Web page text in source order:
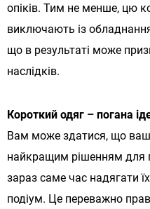
опіків. Тим не менше, цю
виключають із
що в результаті може
наслідків.
Короткий одяг – погана
Вам може здатися, що
найкращим рішенням для
зараз саме час надягати
подіум. Це переважно